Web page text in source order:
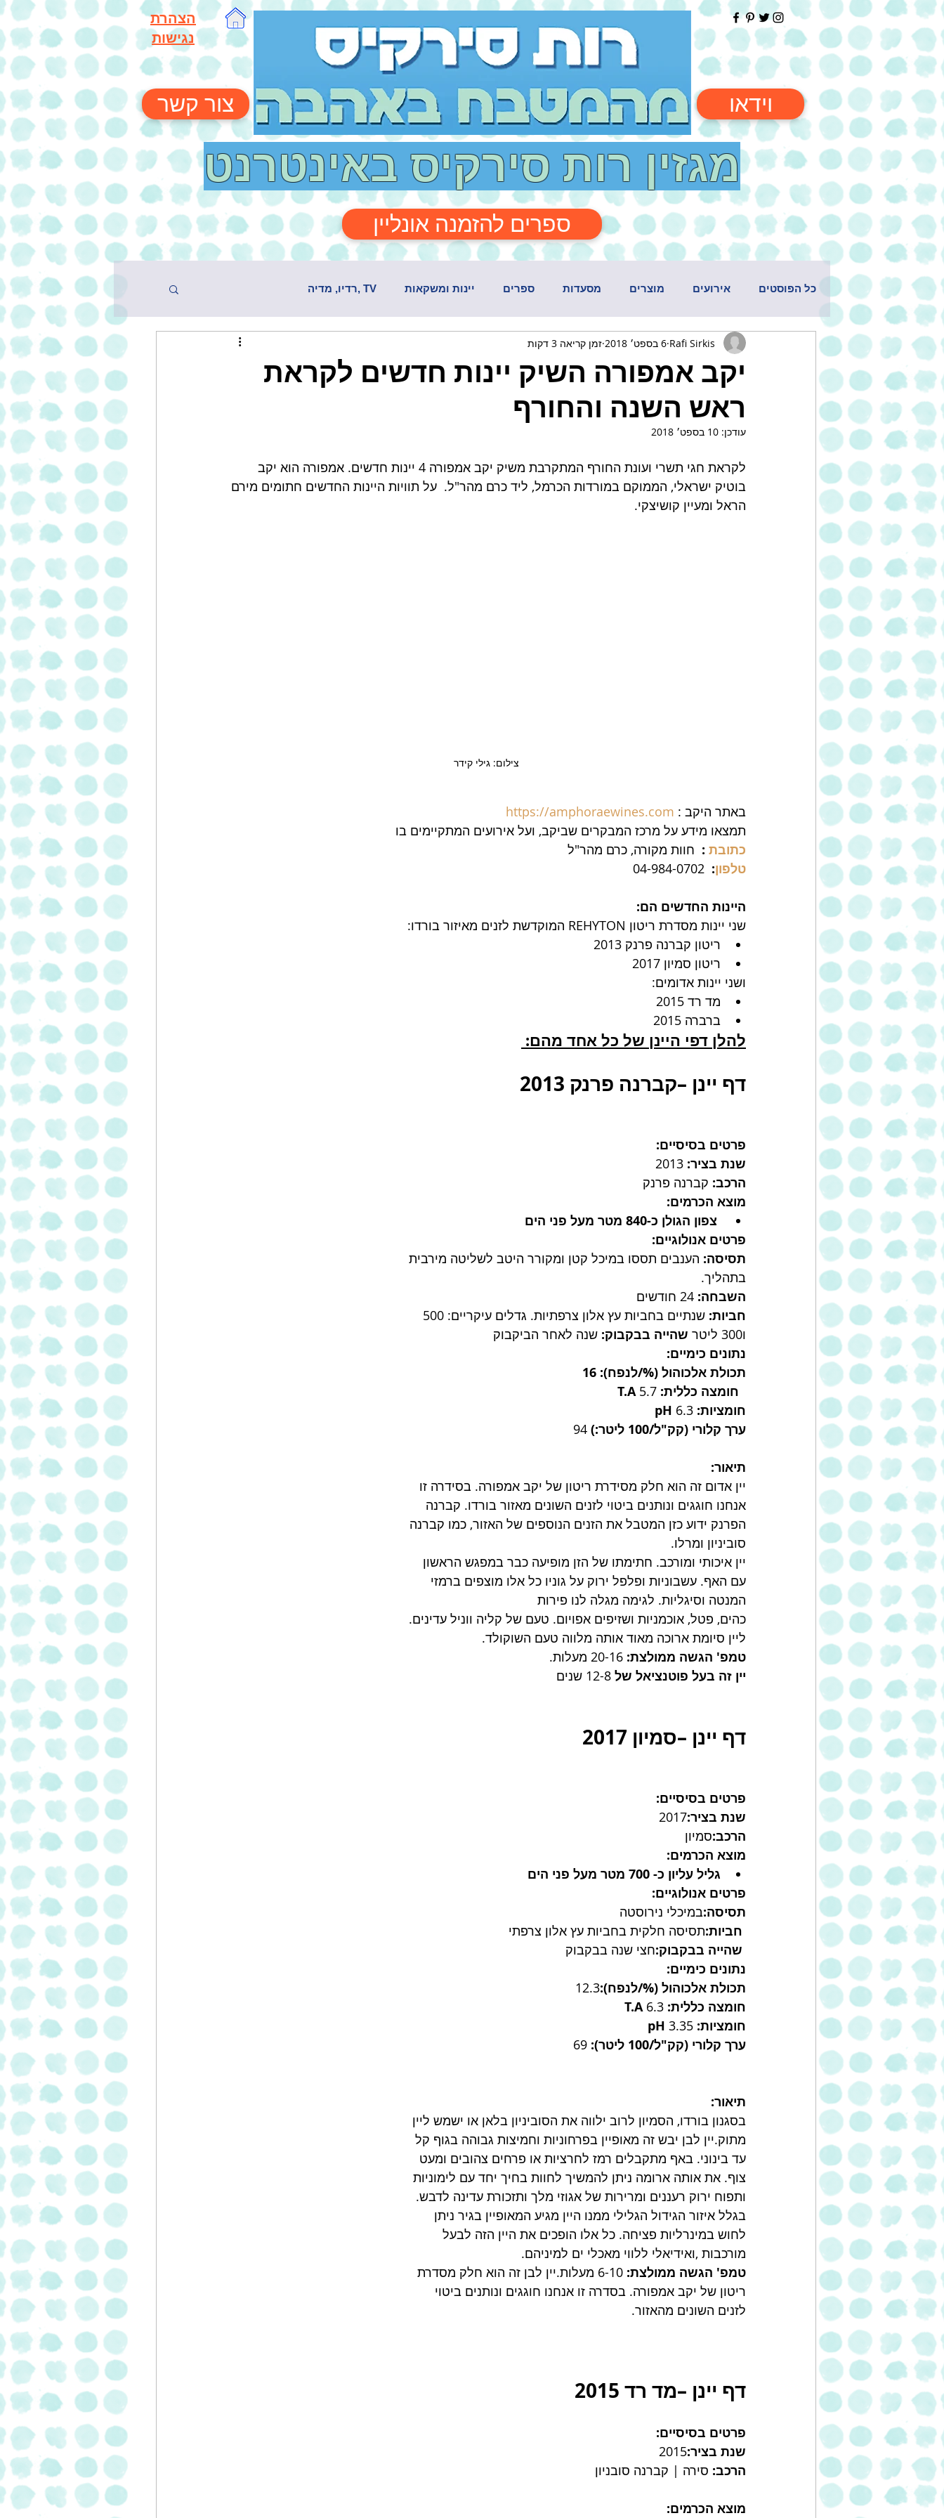
הצהרת
נגישות
צור קשר וידאו
מגזין רות סירקיס באינטרנט
ספרים להזמנה אונליין
כל הפוסטים אירועים מוצרים מסעדות ספרים יינות ומשקאות TV ,רדיו, מדיה
יקב אמפורה השיק יינות חדשים לקראת
ראש השנה והחורף
Rafi Sirkis 6 בספט׳ 2018 זמן קריאה 3 דקות
עודכן: 10 בספט׳ 2018
לקראת חגי תשרי ועונת החורף המתקרבת משיק יקב אמפורה 4 יינות חדשים. אמפורה הוא יקב
בוטיק ישראלי, הממוקם במורדות הכרמל, ליד כרם מהר"ל.  על תוויות היינות החדשים חתומים מירם
הראל ומעיין קושיצקי.
צילום: גילי קידר
באתר היקב : https://amphoraewines.com
תמצאו מידע על מרכז המבקרים שביקב, ועל אירועים המתקיימים בו
כתובת : חוות מקורה, כרם מהר"ל
טלפון:
היינות החדשים הם:
שני יינות מסדרת ריטון REHYTON המוקדשת לזנים מאיזור בורדו:
ריטון קברנה פרנק 2013
ריטון סמיון 2017
ושני יינות אדומים:
מד רד 2015
ברברה 2015
להלן דפי היינן של כל אחד מהם:
דף יינן –קברנה פרנק 2013
פרטים בסיסיים:
שנת בציר: 2013
הרכב: קברנה פרנק
מוצא הכרמים:
צפון הגולן כ-840 מטר מעל פני הים
פרטים אנולוגיים:
תסיסה: הענבים תססו במיכל קטן ומקורר היטב לשליטה מירבית
בתהליך.
השבחה:
חביות:
ו300 ליטר
שהייה בבקבוק: שנה לאחר הביקבוק
נתונים כימיים:
תכולת אלכוהול (%/לנפח): 16
חומצה כללית: T.A 5.7
חומציות: pH 6.3
ערך קלורי (קק"ל/100 ליטר:)
תיאור:
יין אדום זה הוא חלק מסידרת ריטון של יקב אמפורה. בסידרה זו
אנחנו חוגגים ונותנים ביטוי לזנים השונים מאזור בורדו. קברנה
הפרנק ידוע כזן המטבל את הזנים הנוספים של האזור, כמו קברנה
סוביניון ומרלו.
יין איכותי ומורכב. חתימתו של הזן מופיעה כבר במפגש הראשון
עם האף. עשבוניות ופלפל ירוק על גוניו כל אלו מוצפים ברמזי
המנטה וסיגליות. לגימה מגלה לנו פירות
כהים, פטל, אוכמניות ושזיפים אפויום. טעם של קליה ווניל עדינים.
ליין סיומת ארוכה מאוד אותה מלווה טעם השוקולד.
טמפ' הגשה ממולצת: 20-16 מעלות.
יין זה בעל פוטנציאל של 12-8 שנים
דף יינן –סמיון 2017
פרטים בסיסיים:
שנת בציר:2017
הרכב:סמיון
מוצא הכרמים:
גליל עליון כ- 700 מטר מעל פני הים
פרטים אנולוגיים:
תסיסה:במיכלי נירוסטה
חביות:תסיסה חלקית בחביות עץ אלון צרפתי
שהייה בבקבוק:חצי שנה בבקבוק
נתונים כימיים:
תכולת אלכוהול (%/לנפח):12.3
חומצה כללית: T.A 6.3
חומציות: pH 3.35
ערך קלורי (קק"ל/100 ליטר): 69
תיאור:
בסגנון בורדו, הסמיון לרוב ילווה את הסוביניון בלאן או ישמש ליין
מתוק.יין לבן יבש זה מאופיין בפרחוניות וחמיצות גבוהה בגוף קל
עד בינוני. באף מתקבלים רמז לחרציות או פרחים צהובים ומעט
צוף. את אותה ארומה ניתן להמשיך לחוות בחיך יחד עם לימוניות
ותפוח ירוק רעננים ומרירות של אגוזי מלך ותזכורת עדינה לדבש.
בגלל איזור הגידול הגלילי ממנו היין מגיע המאופיין בגיר ניתן
לחוש במינרליות פציחה. כל אלו הופכים את היין הזה לבעל
מורכבות ,ואידיאלי ללווי מאכלי ים למיניהם.
טמפ' הגשה ממולצת:
6-10 מעלות.יין לבן זה הוא חלק מסדרת
ריטון של יקב אמפורה. בסדרה זו אנחנו חוגגים ונותנים ביטוי
לזנים השונים מהאזור.
דף יינן –מד רד 2015
פרטים בסיסיים:
שנת בציר:2015
הרכב: סירה | קברנה סובניון
מוצא הכרמים: